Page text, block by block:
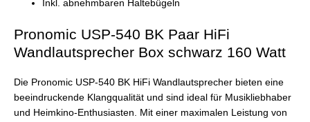
Inkl. abnehmbaren Haltebügeln
Pronomic USP-540 BK Paar HiFi
Wandlautsprecher Box schwarz 160 Watt
Die Pronomic USP-540 BK HiFi Wandlautsprecher bieten eine
beeindruckende Klangqualität und sind ideal für Musikliebhaber
und Heimkino-Enthusiasten. Mit einer maximalen Leistung von